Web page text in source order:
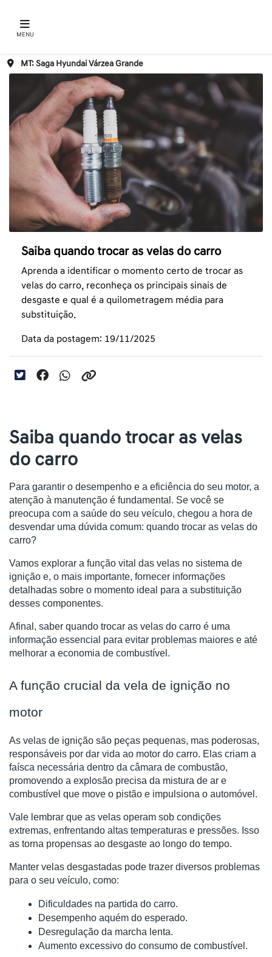
MENU
MT: Saga Hyundai Várzea Grande
Saiba quando trocar as velas do carro
Aprenda a identificar o momento certo de trocar as
velas do carro, reconheça os principais sinais de
desgaste e qual é a quilometragem média para
substituição.
Data da postagem: 19/11/2025
Saiba quando trocar as velas
do carro
Para garantir o desempenho e a eficiência do seu motor, a
atenção à manutenção é fundamental. Se você se
preocupa com a saúde do seu veículo, chegou a hora de
desvendar uma dúvida comum: quando trocar as velas do
carro?
Vamos explorar a função vital das velas no sistema de
ignição e, o mais importante, fornecer informações
detalhadas sobre o momento ideal para a substituição
desses componentes.
Afinal, saber quando trocar as velas do carro é uma
informação essencial para evitar problemas maiores e até
melhorar a economia de combustível.
A função crucial da vela de ignição no
motor
As velas de ignição são peças pequenas, mas poderosas,
responsáveis por dar vida ao motor do carro. Elas criam a
faísca necessária dentro da câmara de combustão,
promovendo a explosão precisa da mistura de ar e
combustível que move o pistão e impulsiona o automóvel.
Vale lembrar que as velas operam sob condições
extremas, enfrentando altas temperaturas e pressões. Isso
as torna propensas ao desgaste ao longo do tempo.
Manter velas desgastadas pode trazer diversos problemas
para o seu veículo, como:
Dificuldades na partida do carro.
Desempenho aquém do esperado.
Desregulação da marcha lenta.
Aumento excessivo do consumo de combustível.